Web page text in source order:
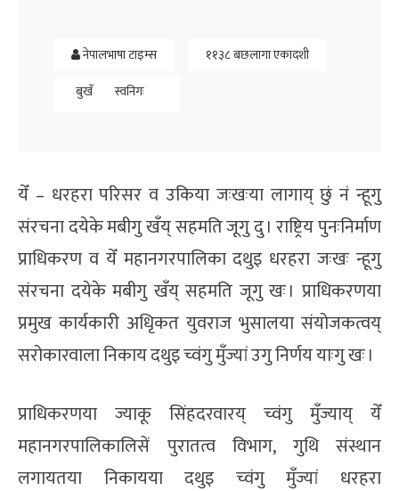
नेपालभाषा टाइम्स
११३८ बछलागा एकादशी
बुखँ
स्वनिगः
येँ – धरहरा परिसर व उकिया जःखःया लागाय् छुं नं न्हूगु
संरचना दयेके मबीगु खँय् सहमति जूगु दु । राष्ट्रिय पुनःनिर्माण
प्राधिकरण व येँ महानगरपालिका दथुइ धरहरा जःखः न्हूगु
संरचना दयेके मबीगु खँय् सहमति जूगु खः । प्राधिकरणया
प्रमुख कार्यकारी अधिृकत युवराज भुसालया संयोजकत्वय्
सरोकारवाला निकाय दथुइ च्वंगु मुँज्यां उगु निर्णय याःगु खः ।
प्राधिकरणया ज्याकू सिंहदरवारय् च्वंगु मुँज्याय् येँ
महानगरपालिकालिसें पुरातत्व विभाग, गुथि संस्थान
लगायतया निकायया दथुइ च्वंगु मुँज्यां धरहरा